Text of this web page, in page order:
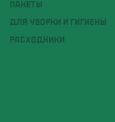
ПАКЕТЫ
ДЛЯ УБОРКИ И ГИГИЕНЫ
РАСХОДНИКИ